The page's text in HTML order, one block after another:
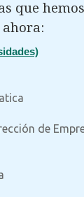
que hemos
de